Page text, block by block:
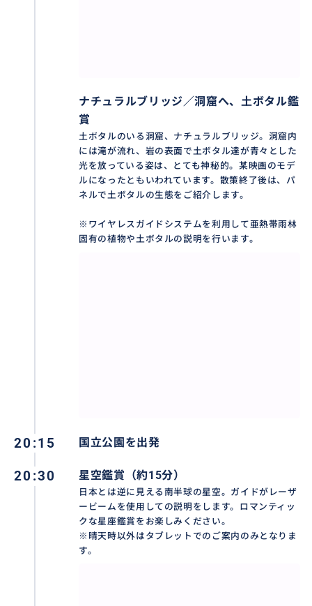
ナチュラルブリッジ／洞窟へ、土ボタル鑑
賞
土ボタルのいる洞窟、ナチュラルブリッジ。洞窟内
には滝が流れ、岩の表面で土ボタル達が青々とした
光を放っている姿は、とても神秘的。某映画のモデ
ルになったともいわれています。散策終了後は、パ
ネルで土ボタルの生態をご紹介します。
※ワイヤレスガイドシステムを利用して亜熱帯雨林
固有の植物や土ボタルの説明を行います。
20:15 国立公園を出発
20:30 星空鑑賞（約15分）
日本とは逆に見える南半球の星空。ガイドがレーザ
ービームを使用しての説明をします。ロマンティッ
クな星座鑑賞をお楽しみください。
※晴天時以外はタブレットでのご案内のみとなりま
す。